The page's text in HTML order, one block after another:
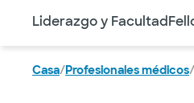
Liderazgo y Facultad
Casa/Profesionales médicos/